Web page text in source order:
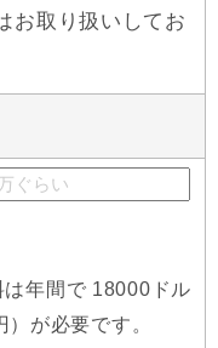
お取り扱いしてお
年間で 18000ドル
が必要です。